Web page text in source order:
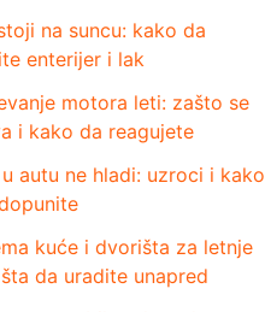
na suncu: kako da
enterijer i lak
motora leti: zašto se
i kako da reagujete
autu ne hladi: uzroci i kako
kuće i dvorišta za letnje
da uradite unapred